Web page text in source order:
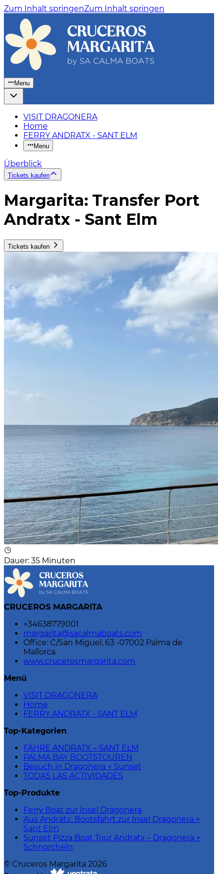
Zum Inhalt springenZum Inhalt springen
Menu
VISIT DRAGONERA
Home
FERRY ANDRATX - SANT ELM
Menu
Überblick
Tickets kaufen
Margarita: Transfer Port
Andratx - Sant Elm
Tickets kaufen
Dauer: 35 Minuten
CRUCEROS MARGARITA
+34638779001
margarita@sacalmaboats.com
Office: C/San Miguel, 63 -07002 Palma de
Mallorca
www.crucerosmargarita.com
Menü
VISIT DRAGONERA
Home
FERRY ANDRATX - SANT ELM
Top-Kategorien
FÄHRE ANDRATX – SANT ELM
PALMA BAY BOOTSTOUREN
Besuch in Dragonera + Sunset
TODAS LAS ACTIVIDADES
Top-Produkte
Ferry Boat zur Insel Dragonera
Aus Andratx: Bootsfahrt zur Insel Dragonera +
Sant Elm
Sunset Pizza Boat Tour Andratx – Dragonera +
Schnorcheln
© Cruceros Margarita 2026